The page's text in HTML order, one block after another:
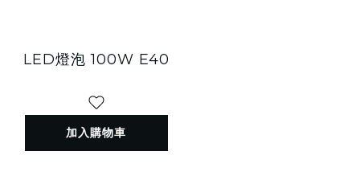
LED燈泡 100W E40
加入購物車